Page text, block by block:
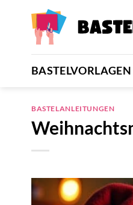
springen
BASTELVORLAGEN
BASTELANLEITUNGEN